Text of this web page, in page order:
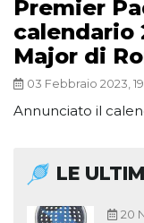
Premier
calendario
Major di
03 Febbraio 2023,
Annunciato il
LE
20